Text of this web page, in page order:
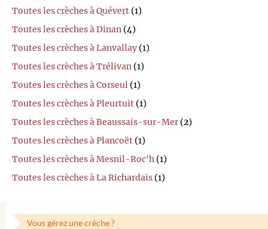
Toutes les crèches à Quévert (1)
Toutes les crèches à Dinan (4)
Toutes les crèches à Lanvallay (1)
Toutes les crèches à Trélivan (1)
Toutes les crèches à Corseul (1)
Toutes les crèches à Pleurtuit (1)
Toutes les crèches à Beaussais-sur-Mer (2)
Toutes les crèches à Plancoët (1)
Toutes les crèches à Mesnil-Roc'h (1)
Toutes les crèches à La Richardais (1)
Vous gérez une crèche ?